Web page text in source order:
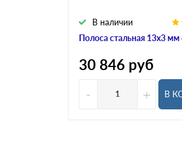
Полоса стальная 13х3 мм
В наличии
30 846 руб
-
+ В